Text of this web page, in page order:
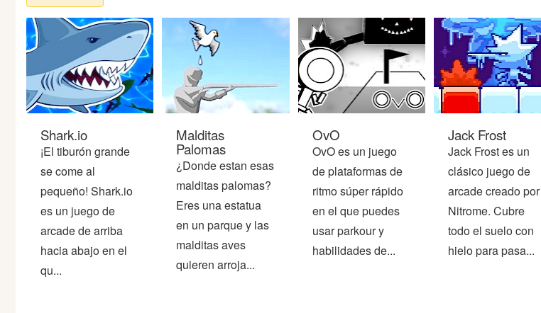
Deportes
Puntería
Puzzles
Logica
Arcade
Habilidad
Motos
Shark.io
¡El tiburón grande
se come al
pequeño! Shark.io
es un juego de
arcade de arriba
hacia abajo en el
qu...
Malditas
Palomas
¿Donde estan esas
malditas palomas?
Eres una estatua
en un parque y las
malditas aves
quieren arroja...
OvO
OvO es un juego
de plataformas de
ritmo súper rápido
en el que puedes
usar parkour y
habilidades de...
Jack Frost
Jack Frost es un
clásico juego de
arcade creado por
Nitrome. Cubre
todo el suelo con
hielo para pasa...